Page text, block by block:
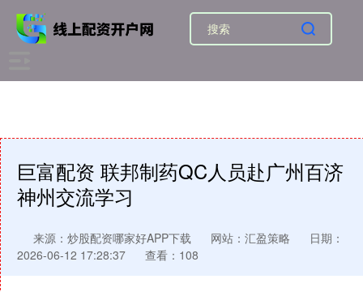
巨富配资 联邦制药QC人员赴广州百济
神州交流学习
来源：炒股配资哪家好APP下载 网站：汇盈策略
日期：
2026-06-12 17:28:37
查看：108